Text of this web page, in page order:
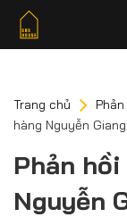
Trang chủ
hàng Nguyễn
Phản
Nguyễn